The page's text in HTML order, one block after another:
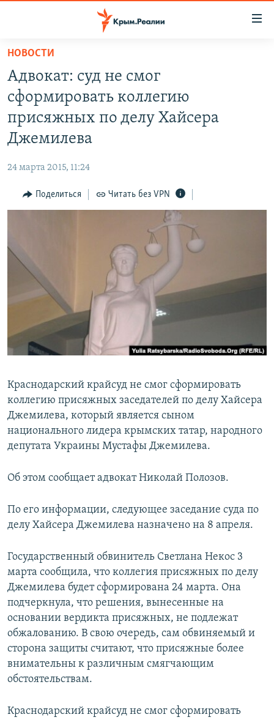
Вернуться
основному
содержанию
Вернутся
главной
Вернутся
поиску
СПЕЦПРОЕКТЫ
ВОДА
ИСТОРИЯ
ИНТЕРАКТИВ
ИНФОГРАФИКА
ПРОПАВШИЕ БЕЗ ВЕСТИ
ПОБЕДИТЕЛЕЙ НЕ СУДЯТ?
КРЫМ.НЕПОКОРЕННЫЙ
ELIFBE
УКРАИНСКАЯ ПРОБЛЕМА КРЫМА
РАДІО СВОБОДА
КАК ОБОЙТИ БЛОКИРОВКУ
Qırımtatar
ПРИСОЕДИНЯЙТЕСЬ!
НОВОСТИ
Адвокат: суд не смог
сформировать коллегию
присяжных по делу Хайсера
Джемилева
24 марта 2015, 11:24
Поделиться Читать без VPN
Краснодарский крайсуд не смог сформировать
коллегию присяжных заседателей по делу Хайсера
Джемилева, который является сыном
национального лидера крымских татар, народного
депутата Украины Мустафы Джемилева.
Об этом сообщает адвокат Николай Полозов.
По его информации, следующее заседание суда по
делу Хайсера Джемилева назначено на 8 апреля.
Государственный обвинитель Светлана Некос 3
марта сообщила, что коллегия присяжных по делу
Джемилева будет сформирована 24 марта. Она
подчеркнула, что решения, вынесенные на
основании вердикта присяжных, не подлежат
обжалованию. В свою очередь, сам обвиняемый и
сторона защиты считают, что присяжные более
внимательны к различным смягчающим
обстоятельствам.
Краснодарский крайсуд не смог сформировать